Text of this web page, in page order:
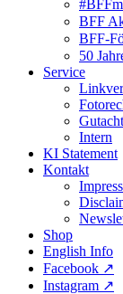
BFF
BFF-
50
Service
Intern
KI Statement
Kontakt
Shop
English Info
Facebook ↗︎
Instagram ↗︎